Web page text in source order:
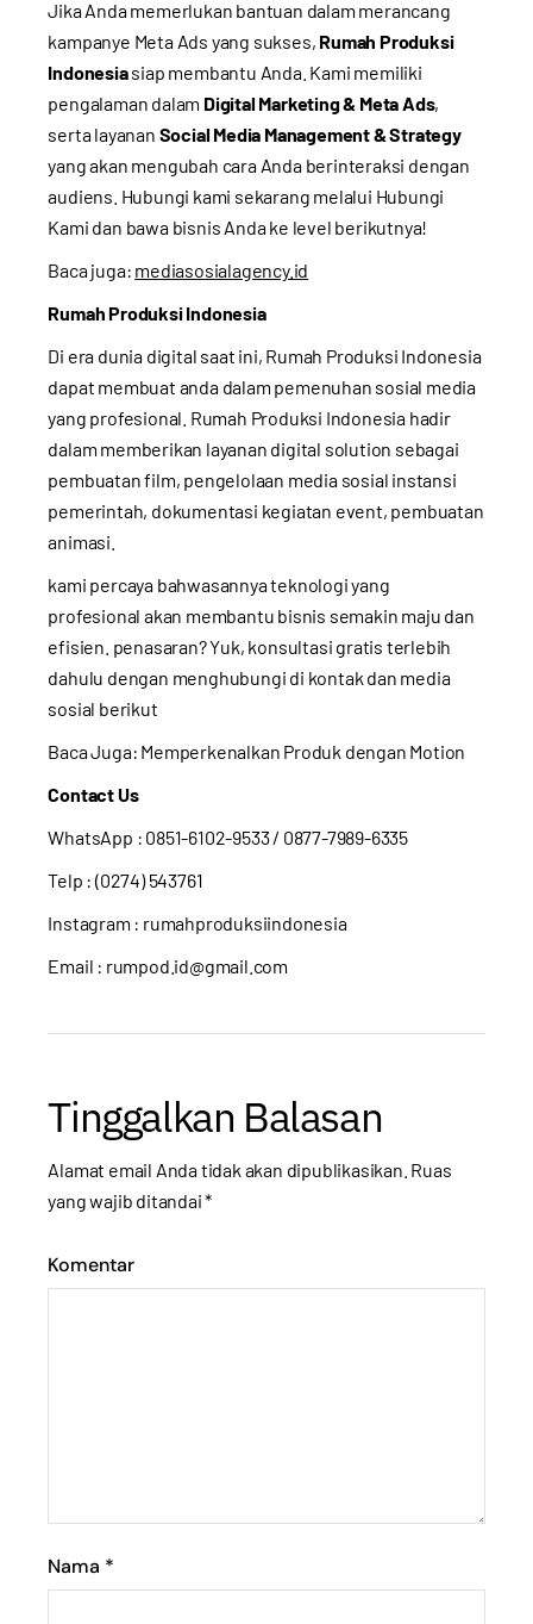
Jika Anda memerlukan bantuan dalam merancang
kampanye Meta Ads yang sukses, Rumah Produksi
Indonesiasiap membantu Anda. Kami memiliki
pengalaman dalam Digital Marketing & Meta Ads,
serta layanan Social Media Management & Strategy
yang akan mengubah cara Anda berinteraksi dengan
audiens. Hubungi kami sekarang melalui Hubungi
Kami dan bawa bisnis Anda ke level berikutnya!
Baca juga: mediasosialagency.id
Rumah Produksi Indonesia
Di era dunia digital saat ini, Rumah Produksi Indonesia
dapat membuat anda dalam pemenuhan sosial media
yang profesional. Rumah Produksi Indonesia hadir
dalam memberikan layanan digital solution sebagai
pembuatan film, pengelolaan media sosial instansi
pemerintah, dokumentasi kegiatan event, pembuatan
animasi.
kami percaya bahwasannya teknologi yang
profesional akan membantu bisnis semakin maju dan
efisien. penasaran? Yuk, konsultasi gratis terlebih
dahulu dengan menghubungi di kontak dan media
sosial berikut
Baca Juga: Memperkenalkan Produk dengan Motion
Contact Us
WhatsApp : 0851-6102-9533/ 0877-7989-6335
Telp : (0274) 543761
Instagram : rumahproduksiindonesia
Email : rumpod.id@gmail.com
Tinggalkan Balasan
Alamat email Anda tidak akan dipublikasikan. Ruas
yang wajib ditandai*
Komentar
Nama *